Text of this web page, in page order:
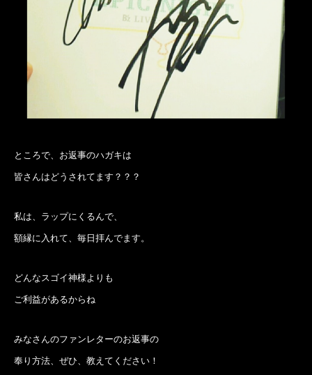
ところで、お返事のハガキは
皆さんはどうされてます？？？
私は、ラップにくるんで、
額縁に入れて、毎日拝んでます。
どんなスゴイ神様よりも
ご利益があるからね
みなさんのファンレターのお返事の
奉り方法、ぜひ、教えてください！